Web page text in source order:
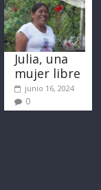
Julia, una
mujer libre
junio 16, 2024
0